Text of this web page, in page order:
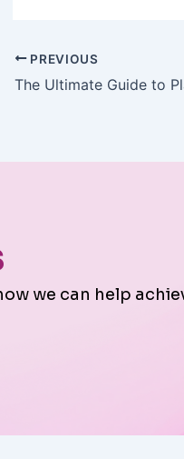
PREVIOUS
we can help